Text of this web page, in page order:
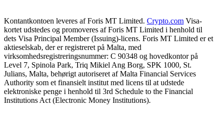
Kontantkontoen leveres af Foris MT Limited. Crypto.com Visa-
kortet udstedes og promoveres af Foris MT Limited i henhold til
dets Visa Principal Member (Issuing)-licens. Foris MT Limited er et
aktieselskab, der er registreret på Malta, med
virksomhedsregistreringsnummer: C 90348 og hovedkontor på
Level 7, Spinola Park, Triq Mikiel Ang Borg, SPK 1000, St.
Julians, Malta, behørigt autoriseret af Malta Financial Services
Authority som et finansielt institut med licens til at udstede
elektroniske penge i henhold til 3rd Schedule to the Financial
Institutions Act (Electronic Money Institutions).